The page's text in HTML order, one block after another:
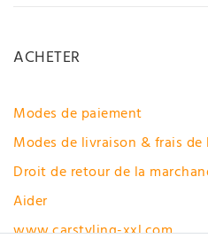
ACHETER
Modes de paiement
Modes de livraison & frais de
Droit de retour de la
Aider
www.carstyling-xxl.com